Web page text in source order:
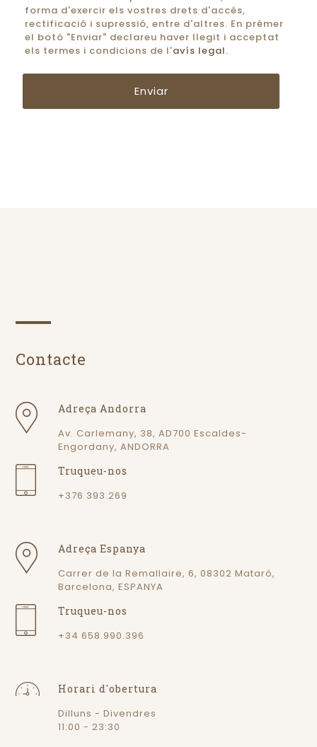
forma d'exercir els vostres drets d'accés,
rectificació i supressió, entre d'altres. En prémer
el botó "Enviar" declareu haver llegit i acceptat
els termes i condicions de l'avís legal.
Contacte
Adreça Andorra
Av. Carlemany, 38, AD700 Escaldes-
Engordany, ANDORRA
Truqueu-nos
+376 393.269
Adreça Espanya
Carrer de la Remallaire, 6, 08302 Mataró,
Barcelona, ESPANYA
Truqueu-nos
+34 658.990.396
Horari d'obertura
Dilluns - Divendres
11:00 - 23:30